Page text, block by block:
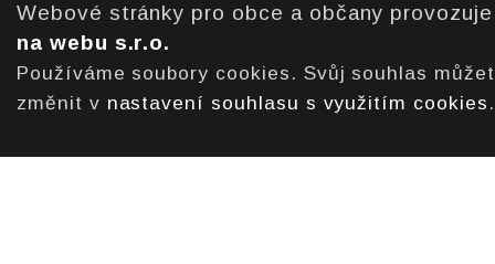
Webové stránky pro obce a občany
na webu s.r.o.
Používáme soubory cookies. Svůj souhlas
změnit v nastavení souhlasu s využitím cookies .